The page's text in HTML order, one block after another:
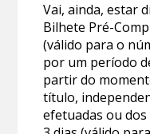
Vai, ainda, estar
Bilhete Pré-
(válido para o
por um período
partir do
título,
efetuadas ou